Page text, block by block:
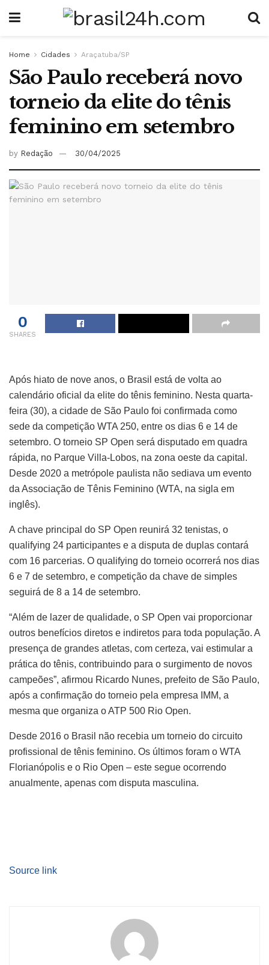
Home Cidades Araçatuba/SP
São Paulo receberá novo
torneio da elite do tênis
feminino em setembro
by Redação 30/04/2025
0
SHARES
Após hiato de nove anos, o Brasil está de volta ao
calendário oficial da elite do tênis feminino. Nesta quarta-
feira (30), a cidade de São Paulo foi confirmada como
sede da competição WTA 250, entre os dias 6 e 14 de
setembro. O torneio SP Open será disputado em quadra
rápida, no Parque Villa-Lobos, na zona oeste da capital.
Desde 2020 a metrópole paulista não sediava um evento
da Associação de Tênis Feminino (WTA, na sigla em
inglês).
A chave principal do SP Open reunirá 32 tenistas, o
qualifying 24 participantes e a disputa de duplas contará
com 16 parcerias. O qualifying do torneio ocorrerá nos dias
6 e 7 de setembro, e competição da chave de simples
seguirá de 8 a 14 de setembro.
“Além de lazer de qualidade, o SP Open vai proporcionar
outros benefícios diretos e indiretos para toda população. A
presença de grandes atletas, com certeza, vai estimular a
prática do tênis, contribuindo para o surgimento de novos
campeões”, afirmou Ricardo Nunes, prefeito de São Paulo,
após a confirmação do torneio pela empresa IMM, a
mesma que organiza o ATP 500 Rio Open.
Desde 2016 o Brasil não recebia um torneio do circuito
profissional de tênis feminino. Os últimos foram o WTA
Florianópolis e o Rio Open – este segue ocorrendo
anualmente, apenas com disputa masculina.
Source link